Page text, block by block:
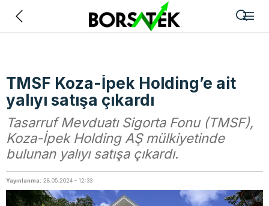
TMSF Koza-İpek Holding’e ait
yalıyı satışa çıkardı
Tasarruf Mevduatı Sigorta Fonu (TMSF),
Koza-İpek Holding AŞ mülkiyetinde
bulunan yalıyı satışa çıkardı.
Yayınlanma: 28.05.2024 - 12:33